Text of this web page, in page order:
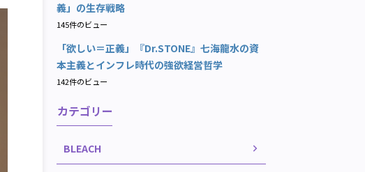
義」の生存戦略
145件のビュー
「欲しい＝正義」『Dr.STONE』七海龍水の資
本主義とインフレ時代の強欲経営哲学
142件のビュー
カテゴリー
BLEACH